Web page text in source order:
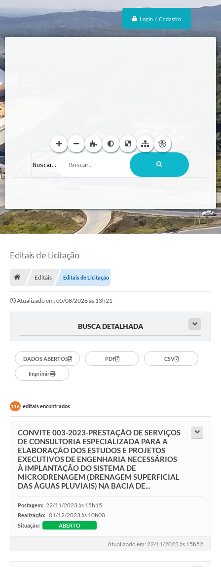
Login / Cadastro
Buscar...
Editais de Licitação
Editais Editais de Licitação
Atualizado em: 05/08/2026 às 13h21
BUSCA DETALHADA
DADOS ABERTOS PDF CSV
Imprimir
116 editais encontrados
CONVITE 003-2023-PRESTAÇÃO DE SERVIÇOS
DE CONSULTORIA ESPECIALIZADA PARA A
ELABORAÇÃO DOS ESTUDOS E PROJETOS
EXECUTIVOS DE ENGENHARIA NECESSÁRIOS
À IMPLANTAÇÃO DO SISTEMA DE
MICRODRENAGEM (DRENAGEM SUPERFICIAL
DAS ÁGUAS PLUVIAIS) NA BACIA DE...
Postagem: 22/11/2023 às 15h15
Realização: 01/12/2023 às 10h00
Situação: ABERTO
Atualizado em: 22/11/2023 às 15h52